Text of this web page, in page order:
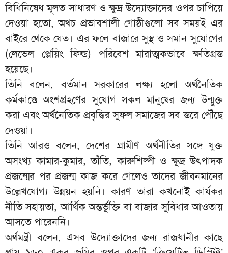
বিধিনিষেধ মূলত সাধারণ ও ক্ষুদ্র উদ্যোক্তাদের ওপর চাপিয়ে
দেওয়া হতো, অথচ প্রভাবশালী গোষ্ঠীগুলো সব সময়ই এর
বাইরে থেকে যেত। এর ফলে বাজারে সুস্থ ও সমান সুযোগের
(লেভেল প্লেয়িং ফিল্ড) পরিবেশ মারাত্মকভাবে ক্ষতিগ্রস্ত
হয়েছে।
তিনি বলেন, বর্তমান সরকারের লক্ষ্য হলো অর্থনৈতিক
কর্মকাণ্ডে অংশগ্রহণের সুযোগ সকল মানুষের জন্য উন্মুক্ত
করা এবং অর্থনৈতিক প্রবৃদ্ধির সুফল সমাজের সব স্তরে পৌঁছে
দেওয়া।
তিনি আরও বলেন, দেশের গ্রামীণ অর্থনীতির সঙ্গে যুক্ত
অসংখ্য কামার-কুমার, তাঁতি, কারুশিল্পী ও ক্ষুদ্র উৎপাদক
প্রজন্মের পর প্রজন্ম কাজ করে গেলেও তাদের জীবনমানের
উল্লেখযোগ্য উন্নয়ন হয়নি। কারণ তারা কখনোই কার্যকর
নীতি সহায়তা, আর্থিক অন্তর্ভুক্তি বা বাজার সুবিধার আওতায়
আসতে পারেননি।
অর্থমন্ত্রী বলেন, এসব উদ্যোক্তাদের জন্য রাজধানীর কাছে